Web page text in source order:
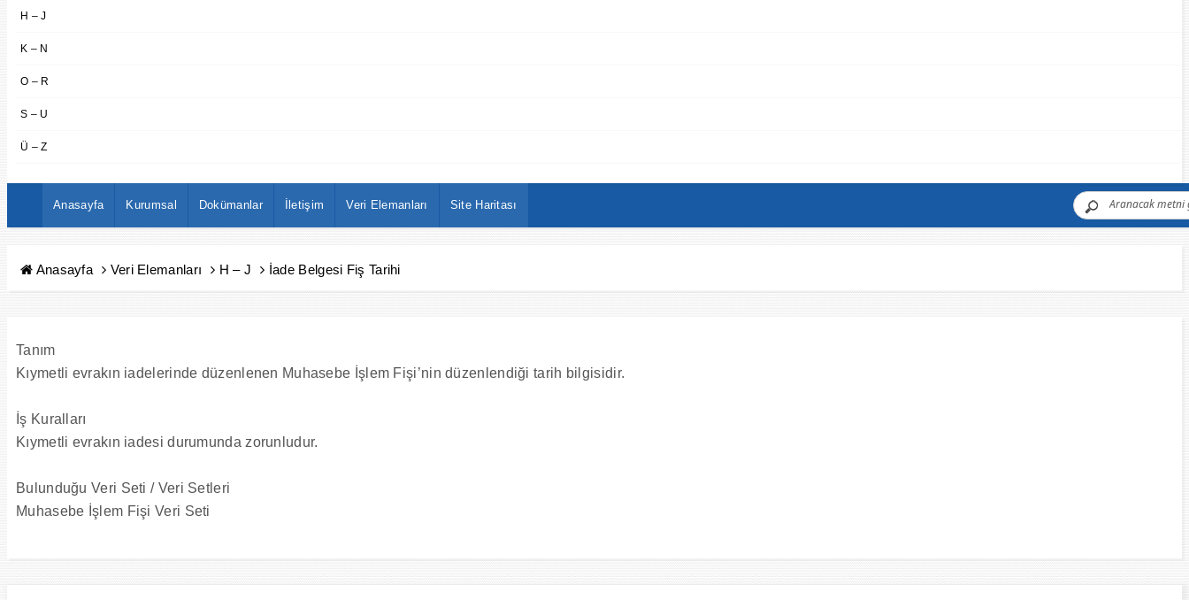
H – J
K – N
O – R
S – U
Ü – Z
Anasayfa Kurumsal Dokümanlar İletişim Veri Elemanları Site Haritası
Anasayfa Veri Elemanları H – J İade Belgesi Fiş Tarihi
Tanım
Kıymetli evrakın iadelerinde düzenlenen Muhasebe İşlem Fişi’nin düzenlendiği tarih bilgisidir.
İş Kuralları
Kıymetli evrakın iadesi durumunda zorunludur.
Bulunduğu Veri Seti / Veri Setleri
Muhasebe İşlem Fişi Veri Seti